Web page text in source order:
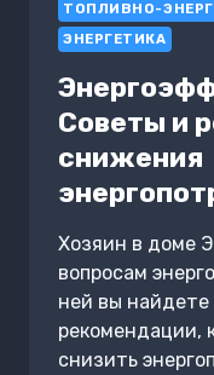
ТОПЛИВНО-
ЭНЕРГЕТИКА
Советы и
снижения
Хозяин в доме
вопросам
ней вы найдете
рекомендации,
снизить